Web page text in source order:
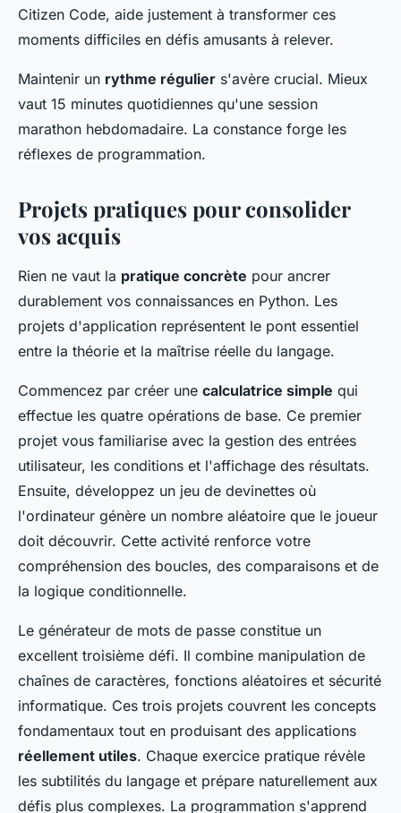
Citizen Code, aide justement à transformer ces
moments difficiles en défis amusants à relever.
Maintenir un rythme régulier s'avère crucial. Mieux
vaut 15 minutes quotidiennes qu'une session
marathon hebdomadaire. La constance forge les
réflexes de programmation.
Projets pratiques pour consolider
vos acquis
Rien ne vaut la pratique concrète pour ancrer
durablement vos connaissances en Python. Les
projets d'application représentent le pont essentiel
entre la théorie et la maîtrise réelle du langage.
Commencez par créer une calculatrice simple qui
effectue les quatre opérations de base. Ce premier
projet vous familiarise avec la gestion des entrées
utilisateur, les conditions et l'affichage des résultats.
Ensuite, développez un jeu de devinettes où
l'ordinateur génère un nombre aléatoire que le joueur
doit découvrir. Cette activité renforce votre
compréhension des boucles, des comparaisons et de
la logique conditionnelle.
Le générateur de mots de passe constitue un
excellent troisième défi. Il combine manipulation de
chaînes de caractères, fonctions aléatoires et sécurité
informatique. Ces trois projets couvrent les concepts
fondamentaux tout en produisant des applications
réellement utiles. Chaque exercice pratique révèle
les subtilités du langage et prépare naturellement aux
défis plus complexes. La programmation s'apprend